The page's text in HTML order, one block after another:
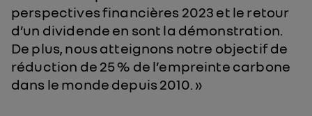
perspectives financières 2023 et le retour
d’un dividende en sont la démonstration.
De plus, nous atteignons notre objectif de
réduction de 25 % de l’empreinte carbone
dans le monde depuis 2010. »